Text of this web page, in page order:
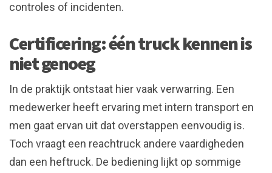
controles of incidenten.
Certificering: één truck kennen is
niet genoeg
In de praktijk ontstaat hier vaak verwarring. Een
medewerker heeft ervaring met intern transport en
men gaat ervan uit dat overstappen eenvoudig is.
Toch vraagt een reachtruck andere vaardigheden
dan een heftruck. De bediening lijkt op sommige